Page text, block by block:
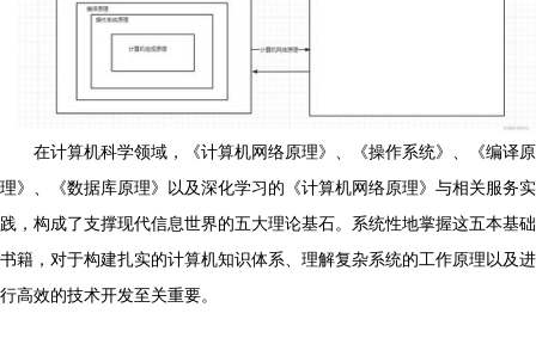
在计算机科学领域，《计算机网络原理》、《操作系统》、《编译原
理》、《数据库原理》以及深化学习的《计算机网络原理》与相关服务实
践，构成了支撑现代信息世界的五大理论基石。系统性地掌握这五本基础
书籍，对于构建扎实的计算机知识体系、理解复杂系统的工作原理以及进
行高效的技术开发至关重要。